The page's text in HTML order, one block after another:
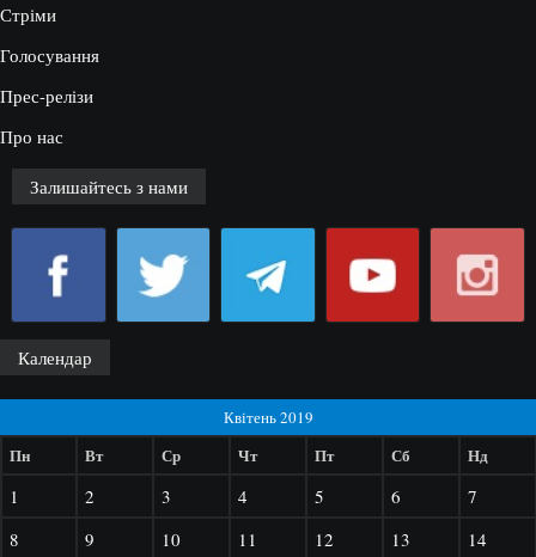
Стріми
Голосування
Прес-релізи
Про нас
Залишайтесь з нами
Календар
Квітень 2019
Пн Вт Ср Чт Пт Сб Нд
1 2 3 4 5 6
7
8
9 10 11 12 13 14